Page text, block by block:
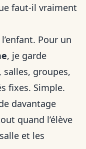
faut-il vraiment
Pour un
, je garde
salles, groupes,
fixes. Simple.
davantage
quand l’élève
et les